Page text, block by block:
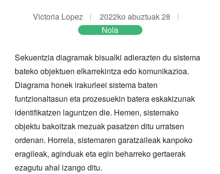
Victoria Lopez
2022ko abuztuak 28
Nola
Sekuentzia diagramak bisualki adierazten du sistema
bateko objektuen elkarrekintza edo komunikazioa.
Diagrama honek irakurleei sistema baten
funtzionaltasun eta prozesuekin batera eskakizunak
identifikatzen laguntzen die. Hemen, sistemako
objektu bakoitzak mezuak pasatzen ditu urratsen
ordenan. Horrela, sistemaren garatzaileak kanpoko
eragileak, aginduak eta egin beharreko gertaerak
ezagutu ahal izango ditu.